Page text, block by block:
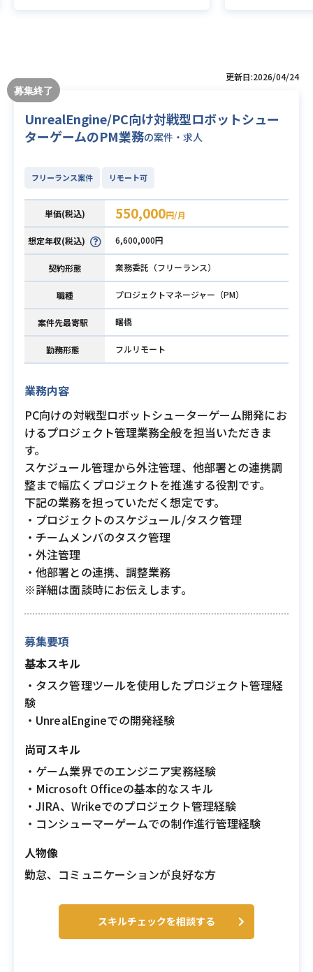
更新日:2026/04/24
UnrealEngine/PC向け対戦型ロボットシュー
ターゲームのPM業務の案件・求人
フリーランス案件 リモート可
単価(税込) 550,000円/月
想定年収(税込) 6,600,000円
契約形態 業務委託（フリーランス）
職種 プロジェクトマネージャー（PM）
案件先最寄駅 曙橋
勤務形態 フルリモート
業務内容
PC向けの対戦型ロボットシューターゲーム開発にお
けるプロジェクト管理業務全般を担当いただきま
す。
スケジュール管理から外注管理、他部署との連携調
整まで幅広くプロジェクトを推進する役割です。
下記の業務を担っていただく想定です。
・プロジェクトのスケジュール/タスク管理
・チームメンバのタスク管理
・外注管理
・他部署との連携、調整業務
※詳細は面談時にお伝えします。
募集要項
基本スキル
・タスク管理ツールを使用したプロジェクト管理経
験
・UnrealEngineでの開発経験
尚可スキル
・ゲーム業界でのエンジニア実務経験
・Microsoft Officeの基本的なスキル
・JIRA、Wrikeでのプロジェクト管理経験
・コンシューマーゲームでの制作進行管理経験
人物像
勤怠、コミュニケーションが良好な方
スキルチェックを相談する